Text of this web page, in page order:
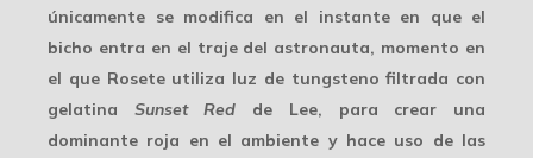
únicamente se modifica en el instante en que el
bicho entra en el traje del astronauta, momento en
el que Rosete utiliza luz de tungsteno filtrada con
gelatina Sunset Red de Lee, para crear una
dominante roja en el ambiente y hace uso de las